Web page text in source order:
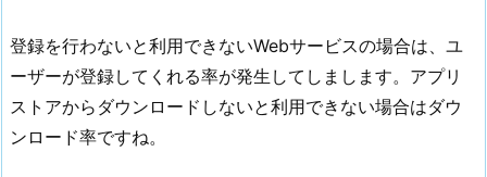
登録を行わないと利用できないWebサービスの場合は、ユ
ーザーが登録してくれる率が発生してしまします。アプリ
ストアからダウンロードしないと利用できない場合はダウ
ンロード率ですね。